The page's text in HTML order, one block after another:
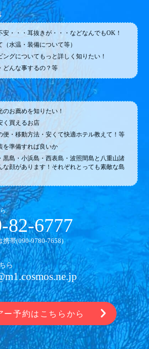
安・・・耳抜きが・・・などなんでもOK！
水温・装備について等）
ングについてもっと詳しく知りたい！
どんな事するの？等
お薦めを知りたい！
く買えるお店
便・移動方法・安くて快適ホテル教えて！等
を準備すれば良いか
黒島・小浜島・西表島・波照間島と八重山諸
な顔があります！それぞれとっても素敵な島
82-6777
携帯(090-9780-7658)
ら
ー予約はこちらから